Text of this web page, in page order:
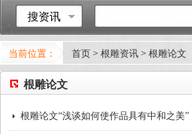
搜资讯
当前位置： 首页 > 根雕资讯 > 根雕论文
根雕论文
根雕论文“浅谈如何使作品具有中和之美”